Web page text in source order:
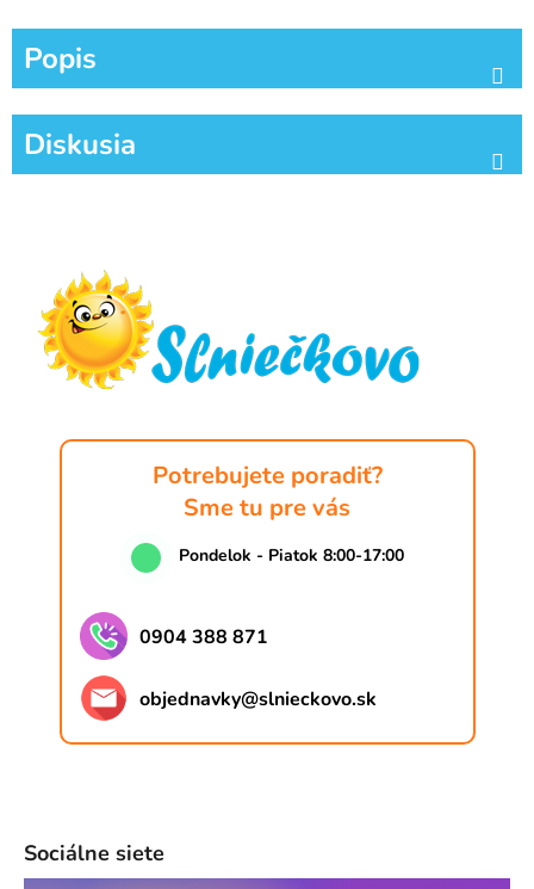
Popis
Diskusia
Potrebujete poradiť?
Sme tu pre vás
Pondelok - Piatok 8:00-17:00
0904 388 871
objednavky@slnieckovo.sk
Sociálne siete